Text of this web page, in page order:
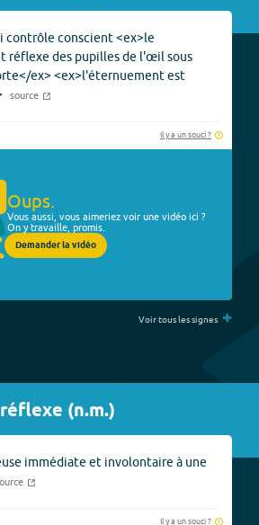
contrôle conscient <ex>le
réflexe des pupilles de l'œil sous
ex> <ex>l'éternuement est
source
Il y a un souci ?
Oups.
Vous aussi, vous aimeriez voir une vidéo ici ?
On y travaille, promis.
Demander la vidéo
Voir tous les signes +
réflexe (n.m.)
immédiate et involontaire à une
Il y a un souci ?